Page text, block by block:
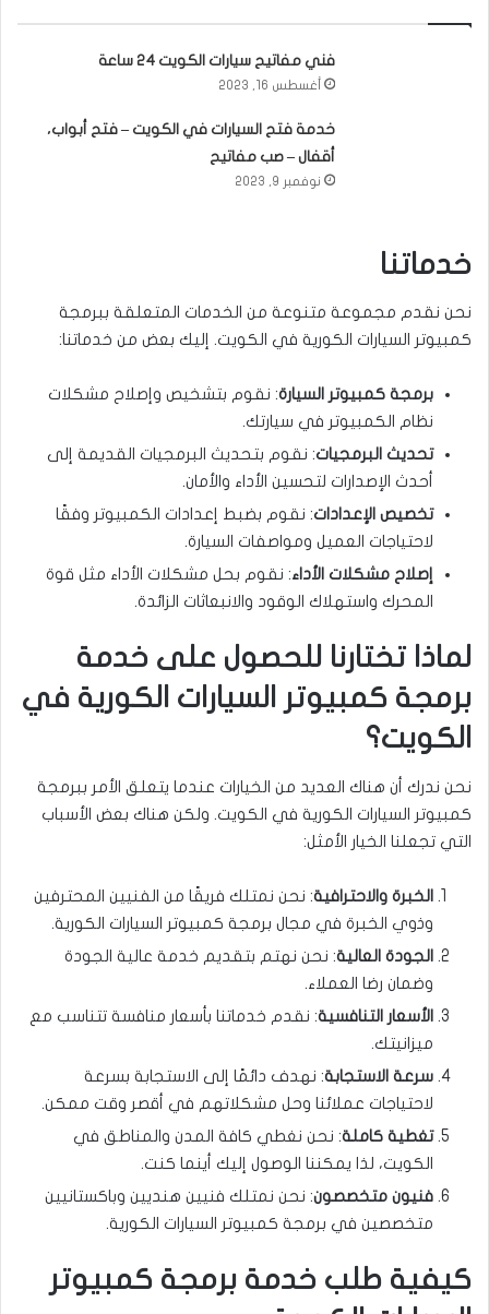
فني مفاتيح سيارات الكويت 24 ساعة
أغسطس 16, 2023
خدمة فتح السيارات في الكويت – فتح أبواب،
أقفال – صب مفاتيح
نوفمبر 9, 2023
خدماتنا
نحن نقدم مجموعة متنوعة من الخدمات المتعلقة ببرمجة
كمبيوتر السيارات الكورية في الكويت. إليك بعض من خدماتنا:
برمجة كمبيوتر السيارة: نقوم بتشخيص وإصلاح مشكلات
نظام الكمبيوتر في سيارتك.
تحديث البرمجيات: نقوم بتحديث البرمجيات القديمة إلى
أحدث الإصدارات لتحسين الأداء والأمان.
تخصيص الإعدادات: نقوم بضبط إعدادات الكمبيوتر وفقًا
لاحتياجات العميل ومواصفات السيارة.
إصلاح مشكلات الأداء: نقوم بحل مشكلات الأداء مثل قوة
المحرك واستهلاك الوقود والانبعاثات الزائدة.
لماذا تختارنا للحصول على خدمة
برمجة كمبيوتر السيارات الكورية في
الكويت؟
نحن ندرك أن هناك العديد من الخيارات عندما يتعلق الأمر ببرمجة
كمبيوتر السيارات الكورية في الكويت. ولكن هناك بعض الأسباب
التي تجعلنا الخيار الأمثل:
الخبرة والاحترافية: نحن نمتلك فريقًا من الفنيين المحترفين
وذوي الخبرة في مجال برمجة كمبيوتر السيارات الكورية.
الجودة العالية: نحن نهتم بتقديم خدمة عالية الجودة
وضمان رضا العملاء.
الأسعار التنافسية: نقدم خدماتنا بأسعار منافسة تتناسب مع
ميزانيتك.
سرعة الاستجابة: نهدف دائمًا إلى الاستجابة بسرعة
لاحتياجات عملائنا وحل مشكلاتهم في أقصر وقت ممكن.
تغطية كاملة: نحن نغطي كافة المدن والمناطق في
الكويت، لذا يمكننا الوصول إليك أينما كنت.
فنيون متخصصون: نحن نمتلك فنيين هنديين وباكستانيين
متخصصين في برمجة كمبيوتر السيارات الكورية.
كيفية طلب خدمة برمجة كمبيوتر